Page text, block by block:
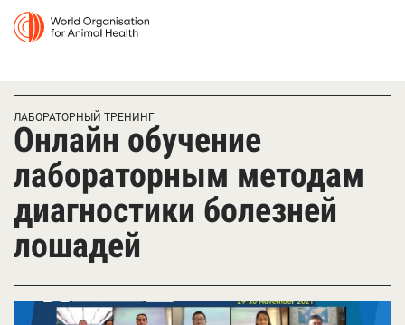
ЛАБОРАТОРНЫЙ ТРЕНИНГ
Онлайн обучение
лабораторным методам
диагностики болезней
лошадей